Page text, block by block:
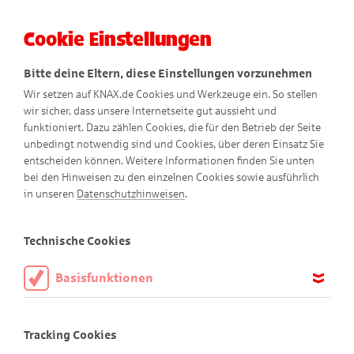
Sommer-Comics
Cookie Einstellungen
Bitte deine Eltern, diese Einstellungen vorzunehmen
Wir setzen auf KNAX.de Cookies und Werkzeuge ein. So stellen
wir sicher, dass unsere Internetseite gut aussieht und
funktioniert. Dazu zählen Cookies, die für den Betrieb der Seite
unbedingt notwendig sind und Cookies, über deren Einsatz Sie
entscheiden können. Weitere Informationen finden Sie unten
bei den Hinweisen zu den einzelnen Cookies sowie ausführlich
in unseren Datenschutzhinweisen.
Technische Cookies
Basisfunktionen
aktiviert sein.
Tracking Cookies